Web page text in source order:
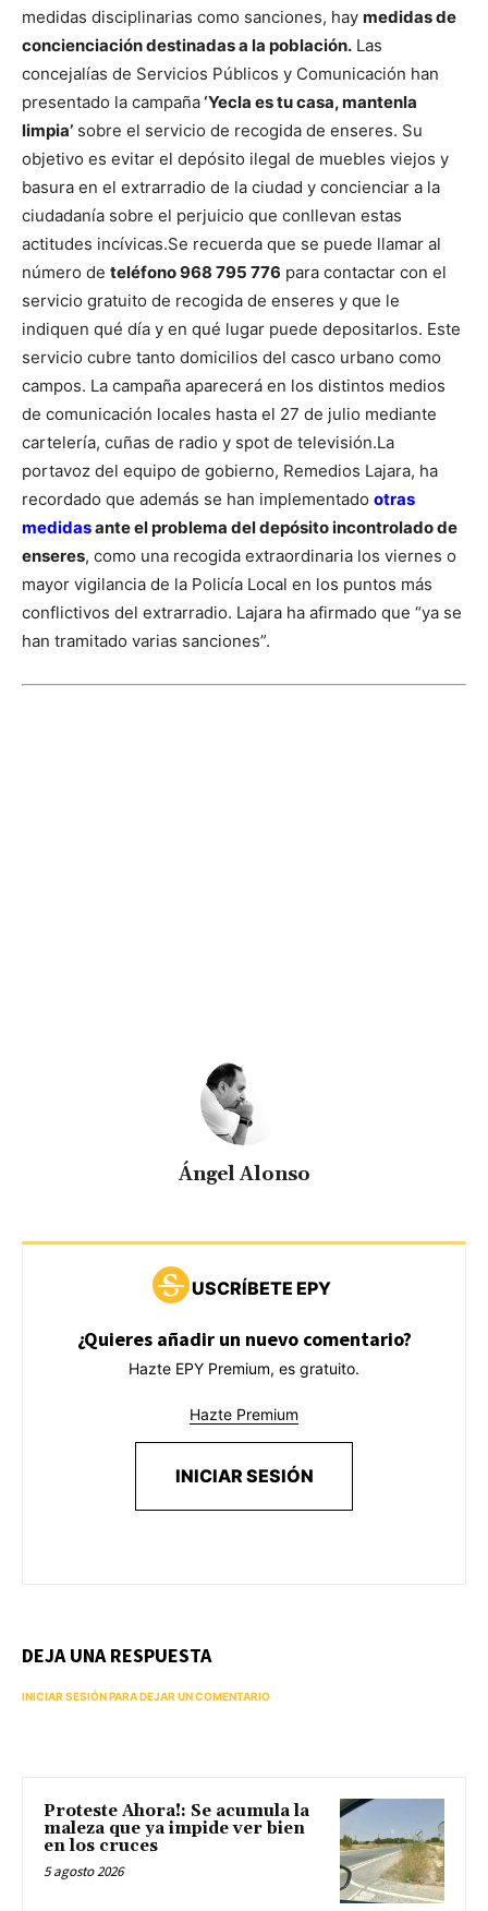
medidas disciplinarias como sanciones, hay medidas de
concienciación destinadas a la población. Las
concejalías de Servicios Públicos y Comunicación han
presentado la campaña‘Yecla es tu casa, mantenla
limpia’ sobre el servicio de recogida de enseres. Su
objetivo es evitar el depósito ilegal de muebles viejos y
basura en el extrarradio de la ciudad y concienciar a la
ciudadanía sobre el perjuicio que conllevan estas
actitudes incívicas.Se recuerda que se puede llamar al
número de teléfono 968 795 776 para contactar con el
servicio gratuito de recogida de enseres y que le
indiquen qué día y en qué lugar puede depositarlos. Este
servicio cubre tanto domicilios del casco urbano como
campos. La campaña aparecerá en los distintos medios
de comunicación locales hasta el 27 de julio mediante
cartelería, cuñas de radio y spot de televisión.La
portavoz del equipo de gobierno, Remedios Lajara, ha
recordado que además se han implementado otras
medidasante el problema del depósito incontrolado de
enseres, como una recogida extraordinaria los viernes o
mayor vigilancia de la Policía Local en los puntos más
conflictivos del extrarradio. Lajara ha afirmado que “ya se
han tramitado varias sanciones”.
Ángel Alonso
USCRÍBETE EPY
¿Quieres añadir un nuevo comentario?
Hazte EPY Premium, es gratuito.
Hazte Premium
INICIAR SESIÓN
DEJA UNA RESPUESTA
INICIAR SESIÓN PARA DEJAR UN COMENTARIO
Proteste Ahora!: Se acumula la
maleza que ya impide ver bien
en los cruces
5 agosto 2026